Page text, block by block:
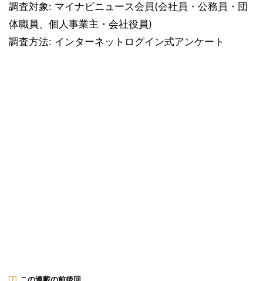
調査対象: マイナビニュース会員(会社員・公務員・団
体職員、個人事業主・会社役員)
調査方法: インターネットログイン式アンケート